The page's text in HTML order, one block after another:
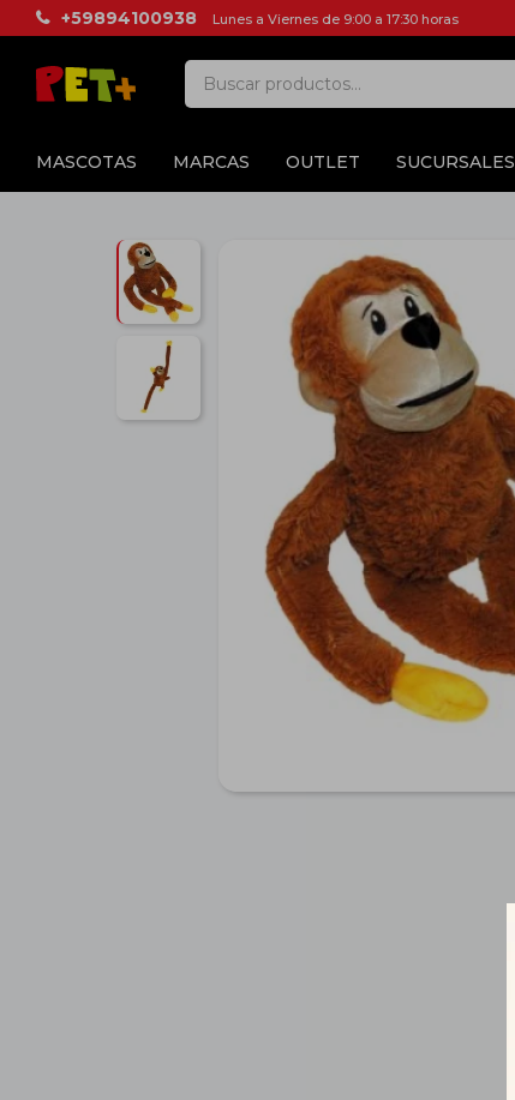
MASCOTAS MARCAS OUTLET SUCURSALES
+59894100938 Lunes a Viernes de 9:00 a 17:30 horas